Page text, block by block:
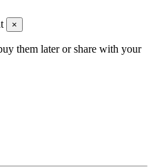
×
them later or share with your